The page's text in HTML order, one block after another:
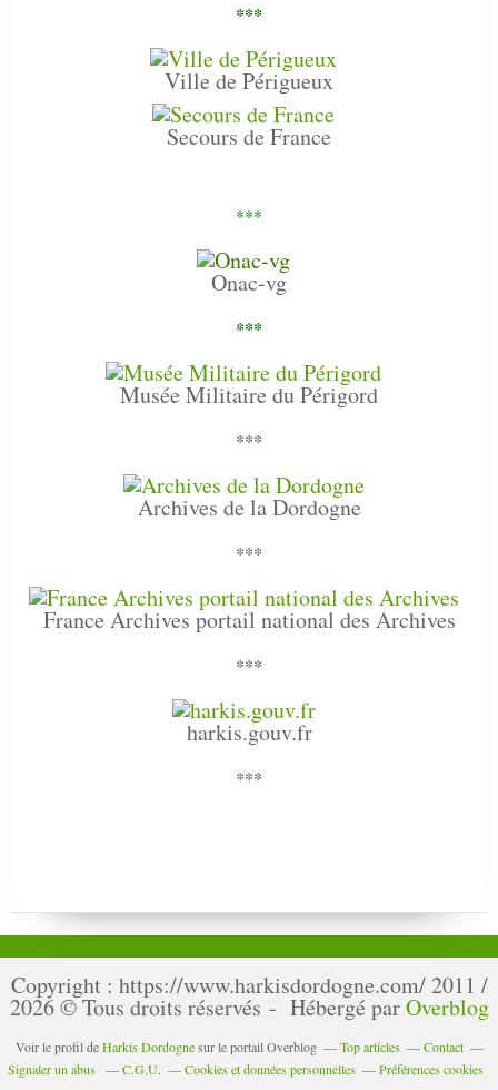
***
Ville de Périgueux
Secours de France
***
Onac-vg
***
Musée Militaire du Périgord
***
Archives de la Dordogne
***
France Archives portail national des Archives
***
harkis.gouv.fr
***
Copyright : https://www.harkisdordogne.com/ 2011 /
2026 © Tous droits réservés - Hébergé parOverblog
Voir le profil deHarkis Dordognesur le portail Overblog Top articles
Contact
Signaler un abus
C.G.U. Cookies et données personnelles Préférences cookies